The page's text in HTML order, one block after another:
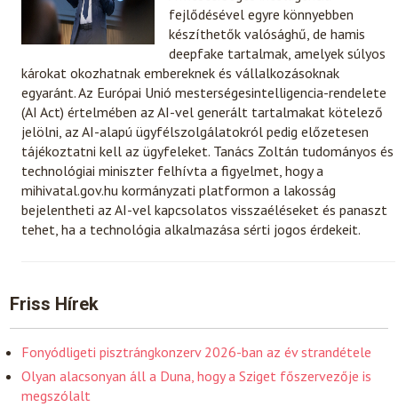
fejlődésével egyre könnyebben
készíthetők valósághű, de hamis
deepfake tartalmak, amelyek súlyos
károkat okozhatnak embereknek és vállalkozásoknak
egyaránt. Az Európai Unió mesterségesintelligencia-rendelete
(AI Act) értelmében az AI-vel generált tartalmakat kötelező
jelölni, az AI-alapú ügyfélszolgálatokról pedig előzetesen
tájékoztatni kell az ügyfeleket. Tanács Zoltán tudományos és
technológiai miniszter felhívta a figyelmet, hogy a
mihivatal.gov.hu kormányzati platformon a lakosság
bejelentheti az AI-vel kapcsolatos visszaéléseket és panaszt
tehet, ha a technológia alkalmazása sérti jogos érdekeit.
Friss Hírek
Fonyódligeti pisztrángkonzerv 2026-ban az év strandétele
Olyan alacsonyan áll a Duna, hogy a Sziget főszervezője is
megszólalt